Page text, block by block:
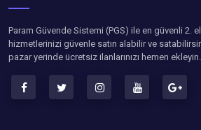
Param Güvende Sistemi (PGS) ile en güvenli 2. el
hizmetlerinizi güvenle satın alabilir ve
pazar yerinde ücretsiz ilanlarınızı hemen ekleyin.